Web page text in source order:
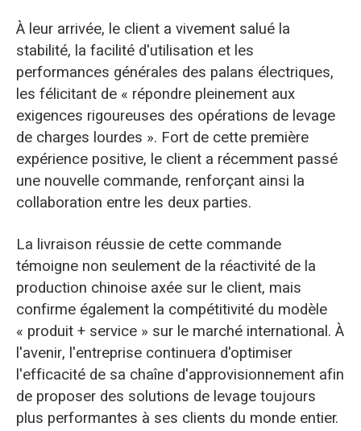
À leur arrivée, le client a vivement salué la
stabilité, la facilité d'utilisation et les
performances générales des palans électriques,
les félicitant de « répondre pleinement aux
exigences rigoureuses des opérations de levage
de charges lourdes ». Fort de cette première
expérience positive, le client a récemment passé
une nouvelle commande, renforçant ainsi la
collaboration entre les deux parties.
La livraison réussie de cette commande
témoigne non seulement de la réactivité de la
production chinoise axée sur le client, mais
confirme également la compétitivité du modèle
« produit + service » sur le marché international. À
l'avenir, l'entreprise continuera d'optimiser
l'efficacité de sa chaîne d'approvisionnement afin
de proposer des solutions de levage toujours
plus performantes à ses clients du monde entier.